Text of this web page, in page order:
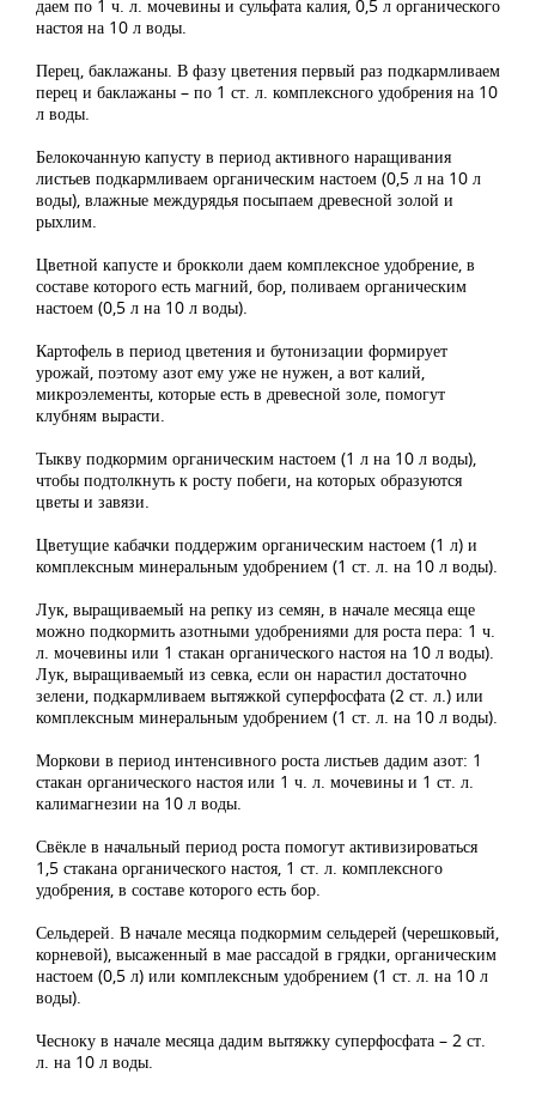
даем по 1 ч. л. мочевины и сульфата калия, 0,5 л органического
настоя на 10 л воды.
Перец, баклажаны. В фазу цветения первый раз подкармливаем
перец и баклажаны – по 1 ст. л. комплексного удобрения на 10
л воды.
Белокочанную капусту в период активного наращивания
листьев подкармливаем органическим настоем (0,5 л на 10 л
воды), влажные междурядья посыпаем древесной золой и
рыхлим.
Цветной капусте и брокколи даем комплексное удобрение, в
составе которого есть магний, бор, поливаем органическим
настоем (0,5 л на 10 л воды).
Картофель в период цветения и бутонизации формирует
урожай, поэтому азот ему уже не нужен, а вот калий,
микроэлементы, которые есть в древесной золе, помогут
клубням вырасти.
Тыкву подкормим органическим настоем (1 л на 10 л воды),
чтобы подтолкнуть к росту побеги, на которых образуются
цветы и завязи.
Цветущие кабачки поддержим органическим настоем (1 л) и
комплексным минеральным удобрением (1 ст. л. на 10 л воды).
Лук, выращиваемый на репку из семян, в начале месяца еще
можно подкормить азотными удобрениями для роста пера: 1 ч.
л. мочевины или 1 стакан органического настоя на 10 л воды).
Лук, выращиваемый из севка, если он нарастил достаточно
зелени, подкармливаем вытяжкой суперфосфата (2 ст. л.) или
комплексным минеральным удобрением (1 ст. л. на 10 л воды).
Моркови в период интенсивного роста листьев дадим азот: 1
стакан органического настоя или 1 ч. л. мочевины и 1 ст. л.
калимагнезии на 10 л воды.
Свёкле в начальный период роста помогут активизироваться
1,5 стакана органического настоя, 1 ст. л. комплексного
удобрения, в составе которого есть бор.
Сельдерей. В начале месяца подкормим сельдерей (черешковый,
корневой), высаженный в мае рассадой в грядки, органическим
настоем (0,5 л) или комплексным удобрением (1 ст. л. на 10 л
воды).
Чесноку в начале месяца дадим вытяжку суперфосфата – 2 ст.
л. на 10 л воды.